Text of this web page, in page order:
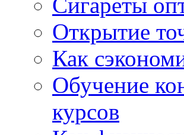
Открытие
Как
Обучение
курсов